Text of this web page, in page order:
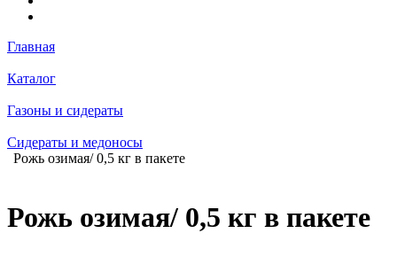
Главная
Каталог
Газоны и сидераты
Сидераты и медоносы
Рожь озимая/ 0,5 кг в пакете
Рожь озимая/ 0,5 кг в пакете